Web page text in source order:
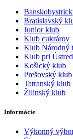
Bratislavský
Junior klub
Klub cukrárov
Klub Národný
Klub pri
Košický klub
Prešovský klub
Tatranský klub
Žilinský klub
Informácie
Výkonný